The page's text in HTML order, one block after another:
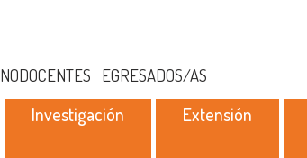
NODOCENTES EGRESADOS/AS
Investigación Extensión